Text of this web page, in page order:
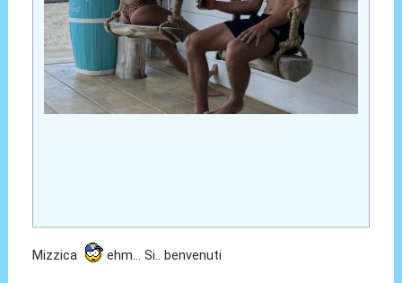
Mizzica ehm... Si.. benvenuti